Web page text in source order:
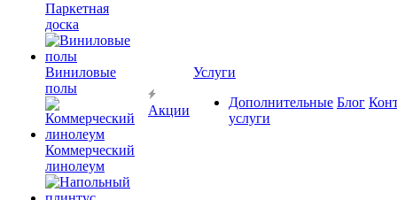
Паркетная
доска
Виниловые
полы
Коммерческий
линолеум
Акции
Услуги
Дополнительные
услуги
Блог